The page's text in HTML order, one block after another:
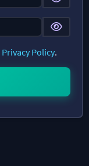
Privacy Policy.